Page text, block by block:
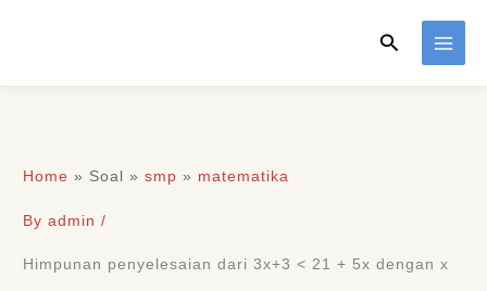
Search
Home » Soal »smp » matematika
Byadmin/
Himpunan penyelesaian dari 3x+3 < 21 + 5x dengan x